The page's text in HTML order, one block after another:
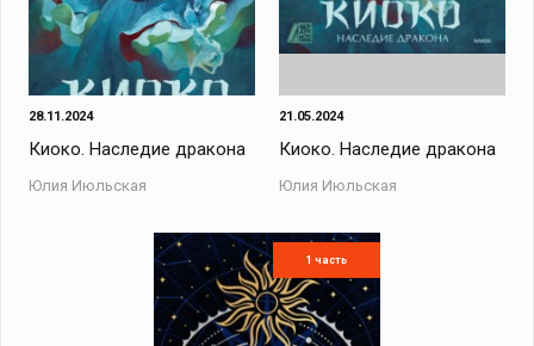
28.11.2024
Киоко. Наследие дракона
Юлия Июльская
21.05.2024
Киоко. Наследие дракона
Юлия Июльская
1 часть